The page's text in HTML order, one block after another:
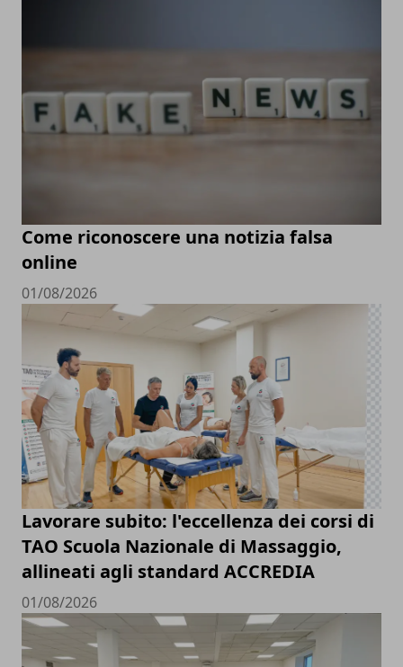
Come riconoscere una notizia falsa
online
01/08/2026
Lavorare subito: l'eccellenza dei corsi di
TAO Scuola Nazionale di Massaggio,
allineati agli standard ACCREDIA
01/08/2026